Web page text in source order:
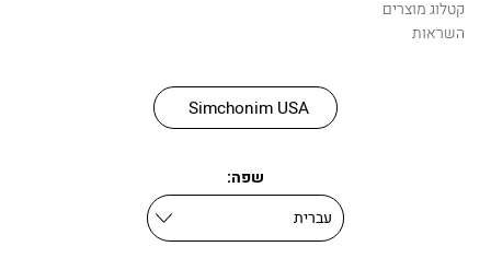
קטלוג מוצרים
השראות
Simchonim USA
שפה: